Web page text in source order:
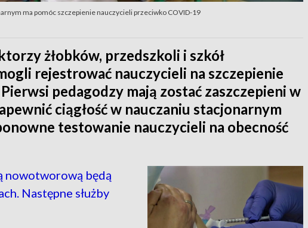
ma pomóc szczepienie nauczycieli przeciwko COVID-19
żłobków, przedszkoli i szkół
rejestrować nauczycieli na szczepienie
pedagodzy mają zostać zaszczepieni w
ciągłość w nauczaniu stacjonarnym
testowanie nauczycieli na obecność
nowotworową będą
Następne służby